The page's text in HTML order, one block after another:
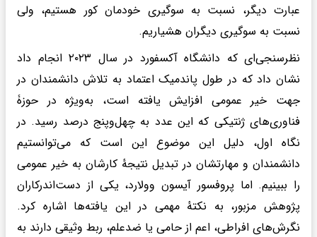
عبارت دیگر، نسبت به سوگیری خودمان کور هستیم، ولی
نسبت به سوگیری دیگران هشیاریم.
نظرسنجی‌ای که دانشگاه آکسفورد در سال ۲۰۲۳ انجام داد
نشان داد که در طول پاندمیک اعتماد به تلاش دانشمندان در
جهت خیر عمومی افزایش یافته است، به‌ویژه در حوزۀ
فناوری‌های ژنتیکی که این عدد به چهل‌وپنج درصد رسید. در
نگاه اول، دلیل این موضوع این است که می‌توانستیم
دانشمندان و مهارتشان در تبدیل نتیجهٔ کارشان به‌ خیر عمومی
را ببینیم. اما پروفسور آیسون وولارد، یکی از دست‌اندرکاران
پژوهش مزبور، به نکتهٔ مهمی در این یافته‌ها اشاره کرد.
نگرش‌های افراطی، اعم از حامی یا ضدعلم، ربط وثیقی دارند به